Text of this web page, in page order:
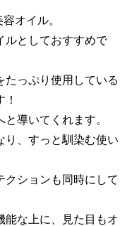
オイル。
ルとしておすすめで
たっぷり使用している
導いてくれます。
り、すっと馴染む使い
クションも同時にして
能な上に、見た目もオ